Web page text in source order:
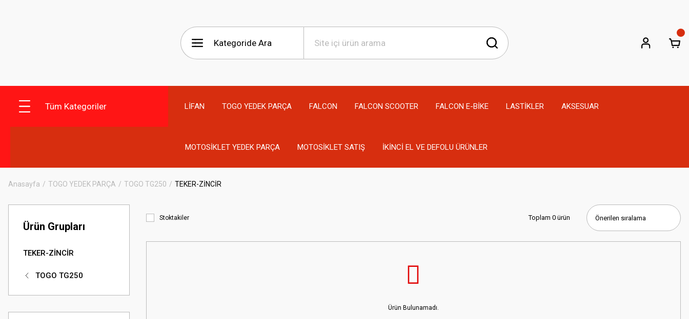
Tüm Kategoriler LİFAN TOGO YEDEK PARÇA FALCON FALCON SCOOTER FALCON E-BİKE LASTİKLER AKSESUAR
MOTOSİKLET YEDEK PARÇA MOTOSİKLET SATIŞ İKİNCİ EL VE DEFOLU ÜRÜNLER
Anasayfa TOGO YEDEK PARÇA TOGO TG250 TEKER-ZİNCİR
Ürün Grupları
TEKER-ZİNCİR
TOGO TG250
Stoktakiler Toplam 0 ürün
Ürün Bulunamadı.